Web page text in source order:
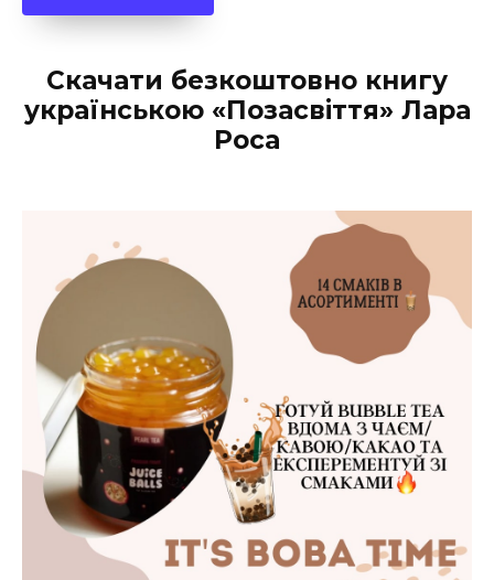
Скачати безкоштовно книгу
українською «Позасвіття» Лара
Роса